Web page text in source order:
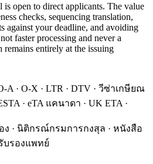
open to direct applicants. The value
checks, sequencing translation,
against your deadline, and avoiding
faster processing and never a
remains entirely at the issuing
A · O-X · LTR · DTV · วีซ่าเกษียณ
· eTA แคนาดา · UK ETA ·
ง · นิติกรณ์กรมการกงสุล · หนังสือ
บรองแพทย์